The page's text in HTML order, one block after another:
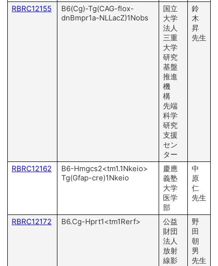
RBRC12155
B6(Cg)-Tg(CAG-flox-
dnBmpr1a-NLLacZ)1Nobs
国立
大学
法人
三重
大学
研究
基盤
推進
機
構
先端
科学
研究
支援
セン
ター
鈴
木
昇
先生
RBRC12162
B6-Hmgcs2<tm1.1Nkeio>
Tg(Gfap-cre)1Nkeio
慶應
義塾
大学
医学
部
中
原
仁
先生
RBRC12172 B6.Cg-Hprt1<tm1Rerf>
公益
財団
法人
放射
線影
野
田
朝
男
先生